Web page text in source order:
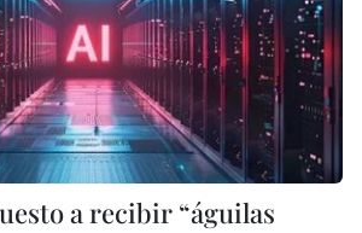
a recibir “águilas